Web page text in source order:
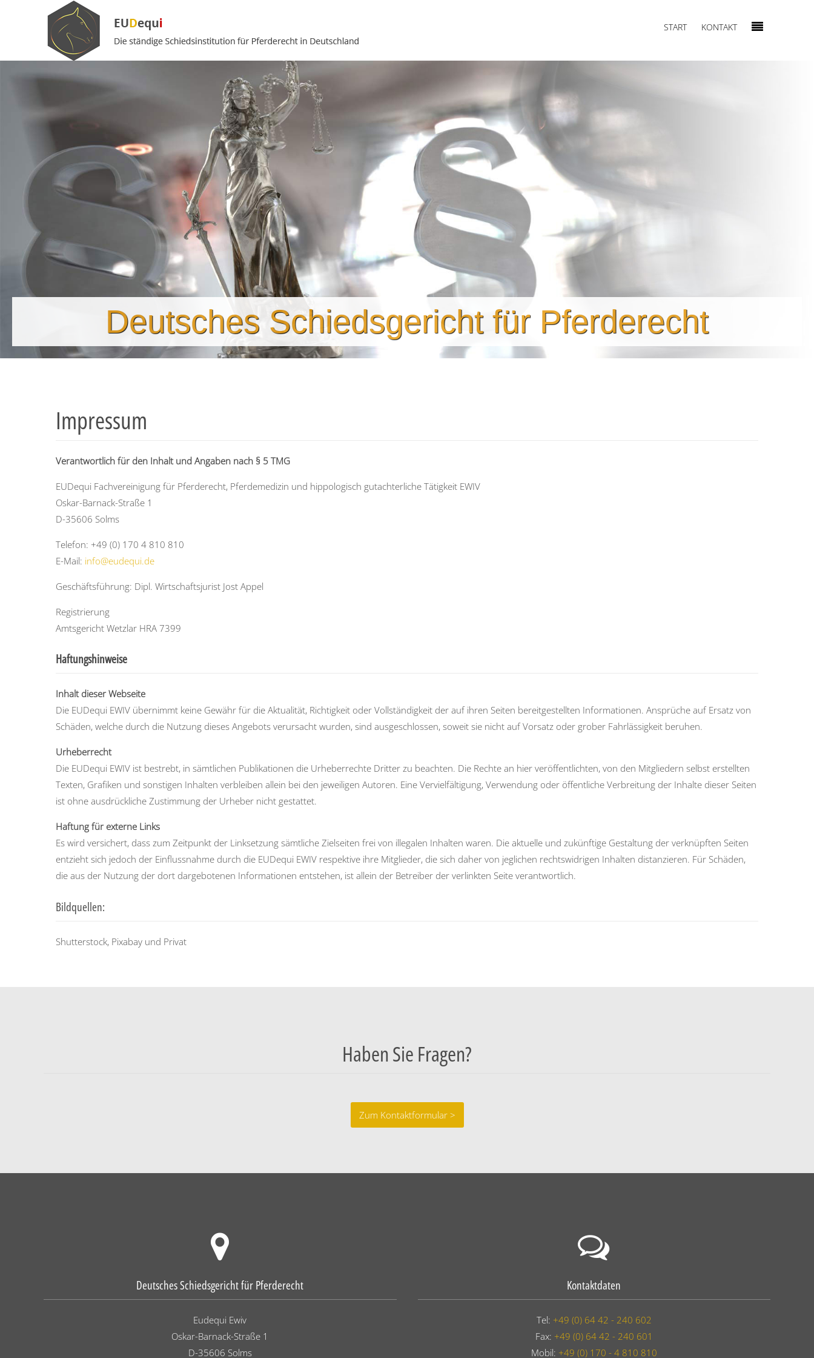
START KONTAKT
Deutsches Schiedsgericht für Pferderecht
Impressum
Verantwortlich für den Inhalt und Angaben nach § 5 TMG
EUDequi Fachvereinigung für Pferderecht, Pferdemedizin und hippologisch gutachterliche Tätigkeit EWIV
Oskar-Barnack-Straße 1
D-35606 Solms
Telefon: +49 (0) 170 4 810 810
E-Mail: info@eudequi.de
Geschäftsführung: Dipl. Wirtschaftsjurist Jost Appel
Registrierung
Amtsgericht Wetzlar HRA 7399
Haftungshinweise
Inhalt dieser Webseite
Die EUDequi EWIV übernimmt keine Gewähr für die Aktualität, Richtigkeit oder Vollständigkeit der auf ihren Seiten bereitgestellten Informationen. Ansprüche auf Ersatz von
Schäden, welche durch die Nutzung dieses Angebots verursacht wurden, sind ausgeschlossen, soweit sie nicht auf Vorsatz oder grober Fahrlässigkeit beruhen.
Urheberrecht
Die EUDequi EWIV ist bestrebt, in sämtlichen Publikationen die Urheberrechte Dritter zu beachten. Die Rechte an hier veröffentlichten, von den Mitgliedern selbst erstellten
Texten, Grafiken und sonstigen Inhalten verbleiben allein bei den jeweiligen Autoren. Eine Vervielfältigung, Verwendung oder öffentliche Verbreitung der Inhalte dieser Seiten
ist ohne ausdrückliche Zustimmung der Urheber nicht gestattet.
Haftung für externe Links
Es wird versichert, dass zum Zeitpunkt der Linksetzung sämtliche Zielseiten frei von illegalen Inhalten waren. Die aktuelle und zukünftige Gestaltung der verknüpften Seiten
entzieht sich jedoch der Einflussnahme durch die EUDequi EWIV respektive ihre Mitglieder, die sich daher von jeglichen rechtswidrigen Inhalten distanzieren. Für Schäden,
die aus der Nutzung der dort dargebotenen Informationen entstehen, ist allein der Betreiber der verlinkten Seite verantwortlich.
Bildquellen:
Shutterstock, Pixabay und Privat
Haben Sie Fragen?
Zum Kontaktformular >
Deutsches Schiedsgericht für Pferderecht
Eudequi Ewiv
Oskar-Barnack-Straße 1
D-35606 Solms
Kontaktdaten
Tel: +49 (0) 64 42 - 240 602
Fax: +49 (0) 64 42 - 240 601
Mobil: +49 (0) 170 - 4 810 810